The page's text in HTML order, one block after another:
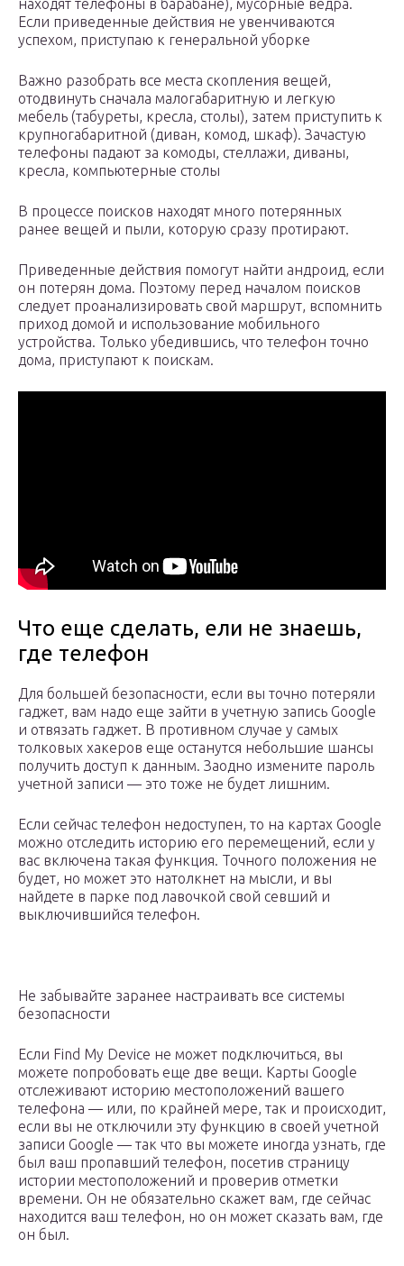
находят телефоны в барабане), мусорные ведра.
Если приведенные действия не увенчиваются
успехом, приступаю к генеральной уборке
Важно разобрать все места скопления вещей,
отодвинуть сначала малогабаритную и легкую
мебель (табуреты, кресла, столы), затем приступить к
крупногабаритной (диван, комод, шкаф). Зачастую
телефоны падают за комоды, стеллажи, диваны,
кресла, компьютерные столы
В процессе поисков находят много потерянных
ранее вещей и пыли, которую сразу протирают.
Приведенные действия помогут найти андроид, если
он потерян дома. Поэтому перед началом поисков
следует проанализировать свой маршрут, вспомнить
приход домой и использование мобильного
устройства. Только убедившись, что телефон точно
дома, приступают к поискам.
Что еще сделать, ели не знаешь,
где телефон
Для большей безопасности, если вы точно потеряли
гаджет, вам надо еще зайти в учетную запись Google
и отвязать гаджет. В противном случае у самых
толковых хакеров еще останутся небольшие шансы
получить доступ к данным. Заодно измените пароль
учетной записи — это тоже не будет лишним.
Если сейчас телефон недоступен, то на картах Google
можно отследить историю его перемещений, если у
вас включена такая функция. Точного положения не
будет, но может это натолкнет на мысли, и вы
найдете в парке под лавочкой свой севший и
выключившийся телефон.
Не забывайте заранее настраивать все системы
безопасности
Если Find My Device не может подключиться, вы
можете попробовать еще две вещи. Карты Google
отслеживают историю местоположений вашего
телефона — или, по крайней мере, так и происходит,
если вы не отключили эту функцию в своей учетной
записи Google — так что вы можете иногда узнать, где
был ваш пропавший телефон, посетив страницу
истории местоположений и проверив отметки
времени. Он не обязательно скажет вам, где сейчас
находится ваш телефон, но он может сказать вам, где
он был.